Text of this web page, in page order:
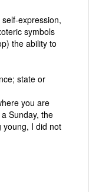
expression,
symbols
the ability to
state or
you are
Sunday, the
young, I did not